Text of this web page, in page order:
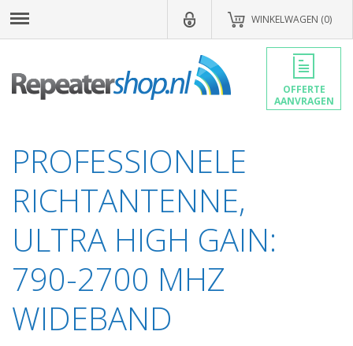
WINKELWAGEN (0)
OFFERTE
AANVRAGEN
PROFESSIONELE
RICHTANTENNE,
ULTRA HIGH GAIN:
790-2700 MHZ
WIDEBAND